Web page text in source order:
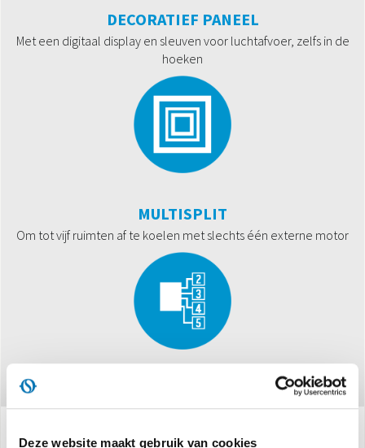
Deze website maakt gebruik van cookies
DECORATIEF PANEEL
Met een digitaal display en sleuven voor luchtafvoer, zelfs in de
hoeken
MULTISPLIT
Om tot vijf ruimten af te koelen met slechts één externe motor